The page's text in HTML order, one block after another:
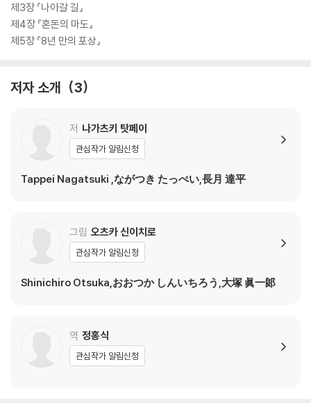
제3장 『나아갈 길』
제4장 『혼돈의 마도』
제5장 『8년 만의 포상』
저자 소개 3
저 나가츠키 탓페이
관심작가 알림신청
Tappei Nagatsuki ,ながつき たっぺい,長月 達平
그림 오츠카 신이치로
관심작가 알림신청
Shinichiro Otsuka,おおつか しんいちろう,大塚 眞一郞
역 정홍식
관심작가 알림신청